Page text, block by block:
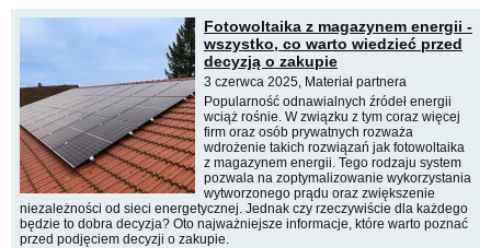
Fotowoltaika z magazynem energii -
wszystko, co warto wiedzieć przed
decyzją o zakupie
3 czerwca 2025, Materiał partnera
Popularność odnawialnych źródeł energii
wciąż rośnie. W związku z tym coraz więcej
firm oraz osób prywatnych rozważa
wdrożenie takich rozwiązań jak fotowoltaika
z magazynem energii. Tego rodzaju system
pozwala na zoptymalizowanie wykorzystania
wytworzonego prądu oraz zwiększenie
niezależności od sieci energetycznej. Jednak czy rzeczywiście dla każdego
będzie to dobra decyzja? Oto najważniejsze informacje, które warto poznać
przed podjęciem decyzji o zakupie.